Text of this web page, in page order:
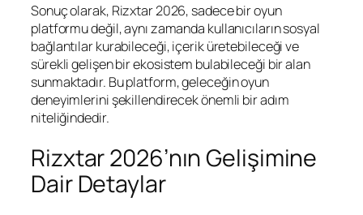
Sonuç olarak, Rizxtar 2026, sadece bir oyun
platformu değil, aynı zamanda kullanıcıların sosyal
bağlantılar kurabileceği, içerik üretebileceği ve
sürekli gelişen bir ekosistem bulabileceği bir alan
sunmaktadır. Bu platform, geleceğin oyun
deneyimlerini şekillendirecek önemli bir adım
niteliğindedir.
Rizxtar 2026’nın Gelişimine
Dair Detaylar